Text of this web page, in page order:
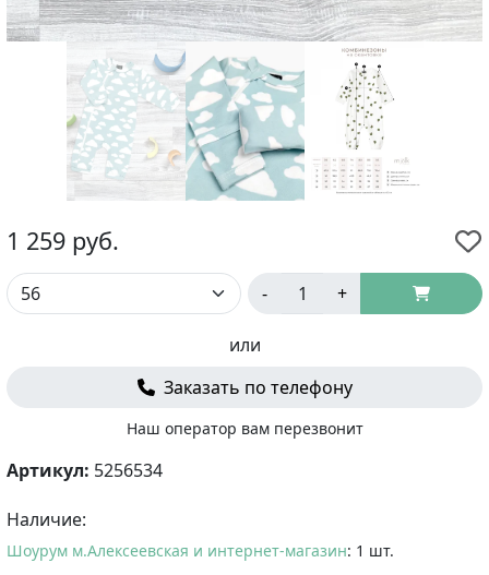
1 259 руб.
- +
или
Заказать по телефону
Наш оператор вам перезвонит
Артикул: 5256534
Наличие:
Шоурум м.Алексеевская и интернет-магазин: 1 шт.